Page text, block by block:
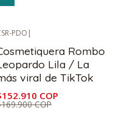
PDO |
Rombo
Lila / La
viral de TikTok
COP
COP